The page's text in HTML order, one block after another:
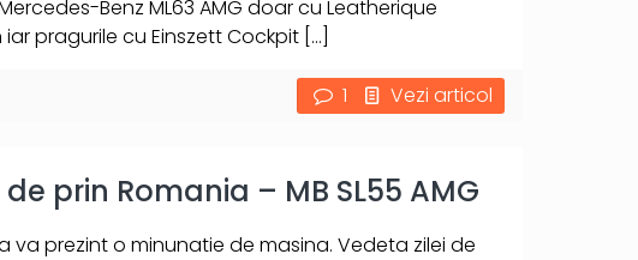
Benz ML63 AMG doar cu Leatherique
iar pragurile cu Einszett Cockpit[…]
1 Vezi articol
prin Romania – MB SL55 AMG
va prezint o minunatie de masina. Vedeta zilei de